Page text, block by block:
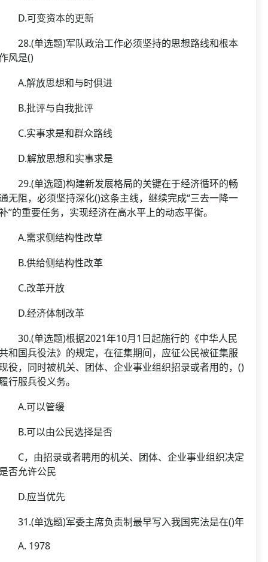
可变资本的更新
单选题)军队政治工作必须坚持的思想路线和根本
风是()
解放思想和与时俱进
批评与自我批评
实事求是和群众路线
解放思想和实事求是
单选题)构建新发展格局的关键在于经济循环的畅
无阻，必须坚持深化()这条主线，继续完成“三去一降一
”的重要任务，实现经济在高水平上的动态平衡。
需求侧结构性改草
供给侧结构性改革
改革开放
经济体制改革
单选题)根据2021年10月1日起施行的《中华人民
和国兵役法》的规定，在征集期间，应征公民被征集服
役，同时被机关、团体、企业事业组织招录或者用的，()
行服兵役义务。
可以管缓
可以由公民选择是否
，由招录或者聘用的机关、团体、企业事业组织决定
否允许公民
应当优先
单选题)军委主席负责制最早写入我国宪法是在()年
1978